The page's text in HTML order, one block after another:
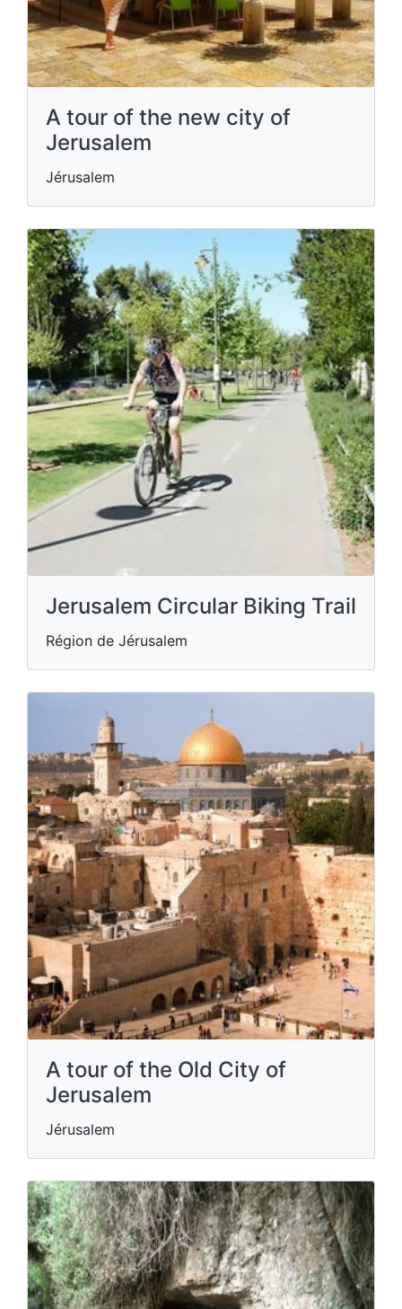
A tour of the new city of
Jerusalem
Jérusalem
Jerusalem Circular Biking Trail
Région de Jérusalem
A tour of the Old City of
Jerusalem
Jérusalem